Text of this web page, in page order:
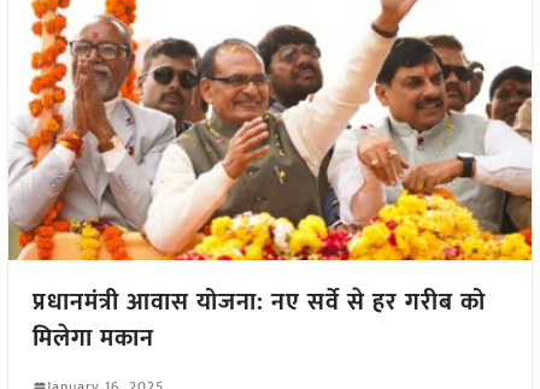
प्रधानमंत्री आवास योजना: नए सर्वे से हर गरीब को
मिलेगा मकान